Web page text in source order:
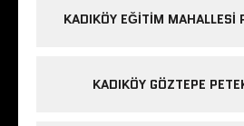
KADIKÖY EĞITIM MAHALLESI
KADIKÖY GÖZTEPE